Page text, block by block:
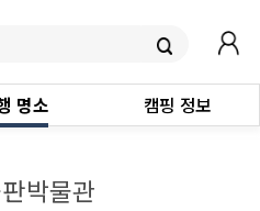
명소 캠핑 정보
박물관